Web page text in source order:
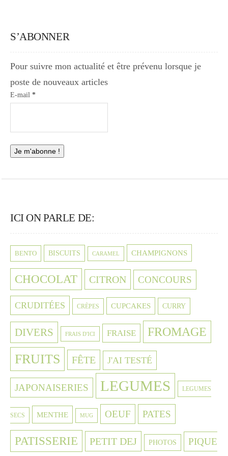
S’ABONNER
Pour suivre mon actualité et être prévenu lorsque je
poste de nouveaux articles
E-mail *
ICI ON PARLE DE:
BENTO BISCUITS CARAMEL CHAMPIGNONS
CHOCOLAT CITRON CONCOURS
CRUDITÉES CRÈPES CUPCAKES CURRY
DIVERS FRAIS D'ICI FRAISE FROMAGE
FRUITS FÊTE J'AI TESTÉ
JAPONAISERIES LEGUMES LEGUMES
SECS MENTHE MUG OEUF PATES
PATISSERIE PETIT DEJ PHOTOS PIQUE